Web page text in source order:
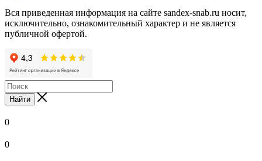
Вся приведенная информация на сайте sandex-snab.ru носит,
исключительно, ознакомительный характер и не является
публичной офертой.
Найти
0
0